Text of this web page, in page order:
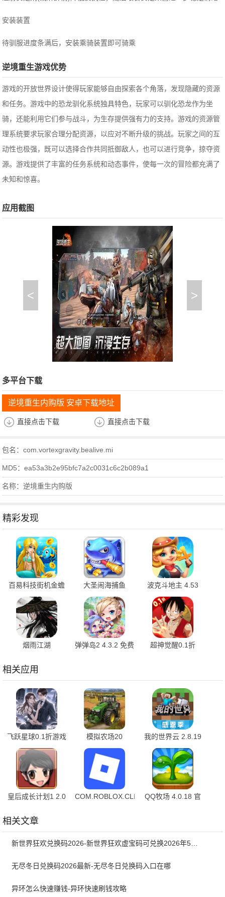
‌安装装置‌
待驯服进度条满后，安装乘骑装置即可骑乘‌
逆境重生游戏优势
游戏的开放世界设计使得玩家能够自由探索各个角落，发现隐藏的资源
和任务。游戏中的恐龙驯化系统独具特色，玩家可以驯化恐龙作为坐
骑，还能利用它们参与战斗，为生存提供强有力的支持。游戏的资源管
理系统要求玩家合理分配资源，以应对不断升级的挑战。玩家之间的互
动性也极强，既可以选择合作共同抵御敌人，也可以进行竞争，掠夺资
源。游戏提供了丰富的任务系统和动态事件，使每一次的冒险都充满了
未知和惊喜。
应用截图
< >
多平台下载
逆境重生内购版 安卓下载地址
直接点击下载 直接点击下载
包名：com.vortexgravity.bealive.mi
MD5：ea53a3b2e95bfc7a2c0031c6c2b089a1
名称：逆境重生内购版
精彩发现
百易科技街机金蟾
捕鱼 5.5.2.0 官方
版
大圣闹海捕鱼
1.0.1 最新版
波克斗地主 4.53
最新版
烟雨江湖
版
弹弹岛2 4.3.2 免费
超神觉醒0.1折
相关应用
飞跃星球0.1折游戏
v1.0.0 安卓版
模拟农场20
0.0.0.93 - Google
最新版
我的世界云 2.8.19
最新版
皇后成长计划1 2.0
COM.ROBLOX.CLIENTQQ牧场 4.0.18 官
相关文章
新世界狂欢兑换码2026-新世界狂欢虚宝码可兑换2026年5月最新
无尽冬日兑换码2026最新-无尽冬日兑换码入口在哪
异环怎么快速赚钱-异环快速刷钱攻略